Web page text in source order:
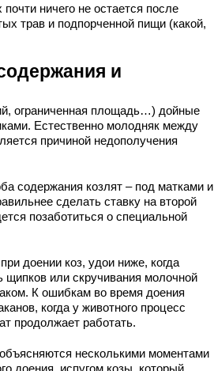
ничего не остается после
трав и подпорченной пищи (какой,
и
ограниченная площадь…) дойные
Естественно молодняк между
причиной недополучения
содержания козлят – под матками и
сделать ставку на второй
позаботиться о специальной
доении коз, удои ниже, когда
или скручивания молочной
К ошибкам во время доения
когда у животного процесс
продолжает работать.
несколькими моментами
доения, испугом козы, который